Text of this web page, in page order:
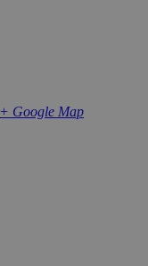
+ Google Map